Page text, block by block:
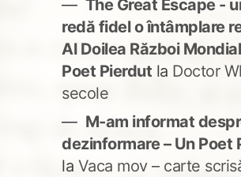
The Great Escape -
redă fidel o întâmplare
Al Doilea Război
Poet Pierdut la Doctor
secole
M-am informat
dezinformare – Un Poet
la Vaca mov – carte